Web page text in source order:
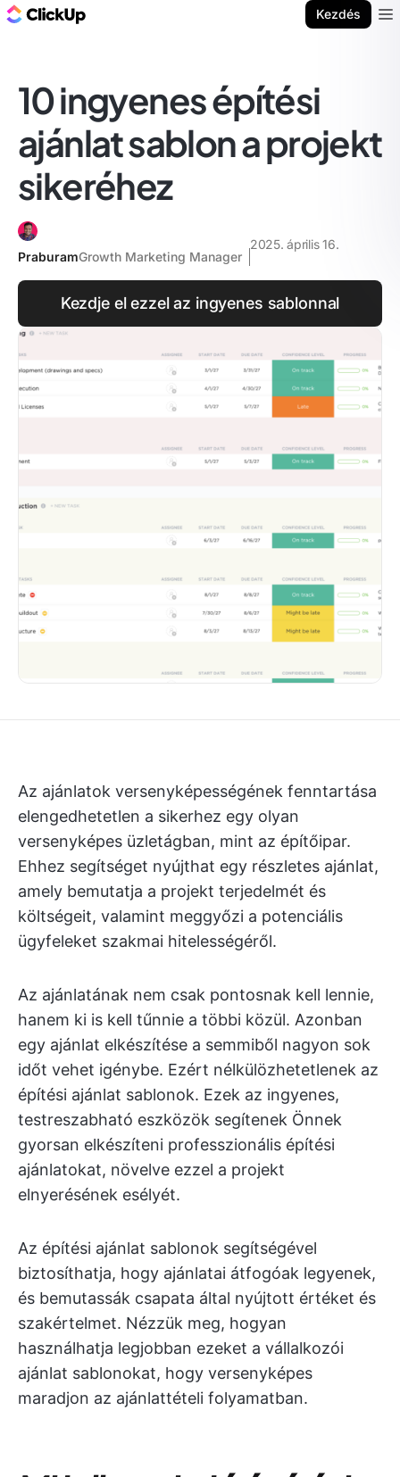
Kezdés
10 ingyenes építési
ajánlat sablon a projekt
sikeréhez
PraburamGrowth Marketing Manager
2025. április 16.
Kezdje el ezzel az ingyenes sablonnal
Az ajánlatok versenyképességének fenntartása
elengedhetetlen a sikerhez egy olyan
versenyképes üzletágban, mint az építőipar.
Ehhez segítséget nyújthat egy részletes ajánlat,
amely bemutatja a projekt terjedelmét és
költségeit, valamint meggyőzi a potenciális
ügyfeleket szakmai hitelességéről.
Az ajánlatának nem csak pontosnak kell lennie,
hanem ki is kell tűnnie a többi közül. Azonban
egy ajánlat elkészítése a semmiből nagyon sok
időt vehet igénybe. Ezért nélkülözhetetlenek az
építési ajánlat sablonok. Ezek az ingyenes,
testreszabható eszközök segítenek Önnek
gyorsan elkészíteni professzionális építési
ajánlatokat, növelve ezzel a projekt
elnyerésének esélyét.
Az építési ajánlat sablonok segítségével
biztosíthatja, hogy ajánlatai átfogóak legyenek,
és bemutassák csapata által nyújtott értéket és
szakértelmet. Nézzük meg, hogyan
használhatja legjobban ezeket a vállalkozói
ajánlat sablonokat, hogy versenyképes
maradjon az ajánlattételi folyamatban.